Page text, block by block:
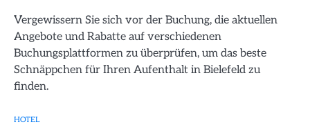
Vergewissern Sie sich vor der Buchung, die aktuellen
Angebote und Rabatte auf verschiedenen
Buchungsplattformen zu überprüfen, um das beste
Schnäppchen für Ihren Aufenthalt in Bielefeld zu
finden.
HOTEL